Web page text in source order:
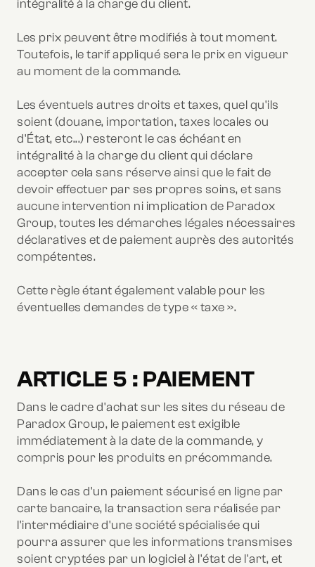
intégralité à la charge du client.
Les prix peuvent être modifiés à tout moment.
Toutefois, le tarif appliqué sera le prix en vigueur
au moment de la commande.
Les éventuels autres droits et taxes, quel qu'ils
soient (douane, importation, taxes locales ou
d'État, etc...) resteront le cas échéant en
intégralité à la charge du client qui déclare
accepter cela sans réserve ainsi que le fait de
devoir effectuer par ses propres soins, et sans
aucune intervention ni implication de Paradox
Group, toutes les démarches légales nécessaires
déclaratives et de paiement auprès des autorités
compétentes.
Cette règle étant également valable pour les
éventuelles demandes de type « taxe ».
ARTICLE 5 : PAIEMENT
Dans le cadre d'achat sur les sites du réseau de
Paradox Group, le paiement est exigible
immédiatement à la date de la commande, y
compris pour les produits en précommande.
Dans le cas d'un paiement sécurisé en ligne par
carte bancaire, la transaction sera réalisée par
l'intermédiaire d'une société spécialisée qui
pourra assurer que les informations transmises
soient cryptées par un logiciel à l'état de l'art, et